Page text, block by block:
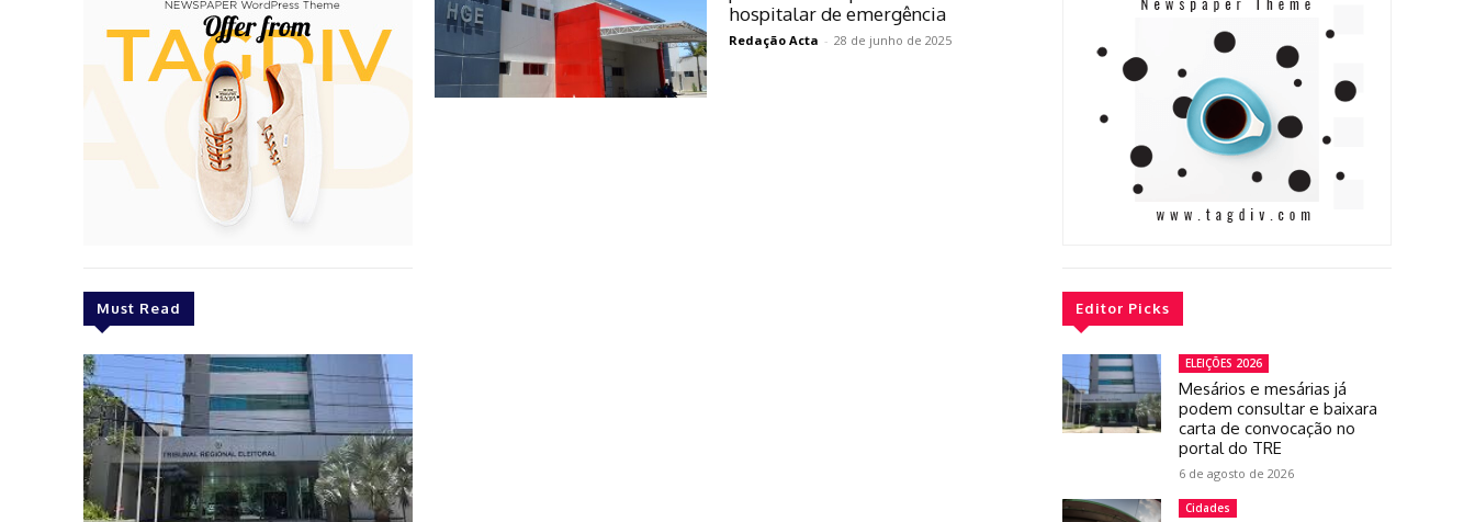
Must Read
hospitalar de emergência
Redação Acta - 28 de junho de 2025
Editor Picks
ELEIÇÕES 2026
Mesários e mesárias já
podem consultar e baixara
carta de convocação no
portal do TRE
6 de agosto de 2026
Cidades